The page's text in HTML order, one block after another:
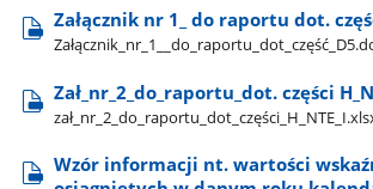
Załącznik nr 1​_ do raportu dot.
Zał​_nr​_2​_do​_raportu​_dot. części
Wzór informacji nt. wartości